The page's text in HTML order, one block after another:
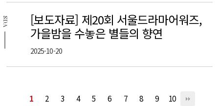
SDA
[보도자료] 제20회 서울드라마어워즈,
가을밤을 수놓은 별들의 향연
2025-10-20
1 2 3 4 5 6 7 8 9 10